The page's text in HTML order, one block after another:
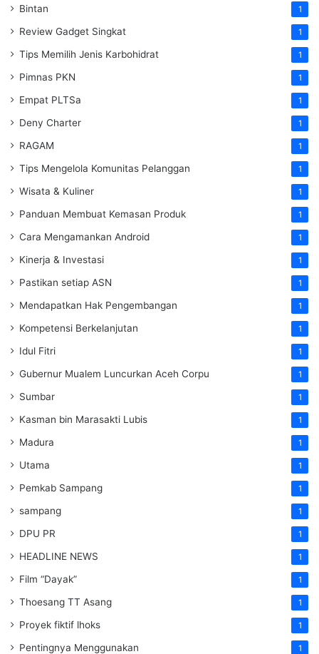
Bintan 1
Review Gadget Singkat 1
Tips Memilih Jenis Karbohidrat 1
Pimnas PKN 1
Empat PLTSa 1
Deny Charter 1
RAGAM 1
Tips Mengelola Komunitas Pelanggan 1
Wisata & Kuliner 1
Panduan Membuat Kemasan Produk 1
Cara Mengamankan Android 1
Kinerja & Investasi 1
Pastikan setiap ASN 1
Mendapatkan Hak Pengembangan 1
Kompetensi Berkelanjutan 1
Idul Fitri 1
Gubernur Mualem Luncurkan Aceh Corpu 1
Sumbar 1
Kasman bin Marasakti Lubis 1
Madura 1
Utama 1
Pemkab Sampang 1
sampang 1
DPU PR 1
HEADLINE NEWS 1
Film “Dayak” 1
Thoesang TT Asang 1
Proyek fiktif lhoks 1
Pentingnya Menggunakan 1